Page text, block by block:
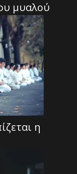
μυαλού
η